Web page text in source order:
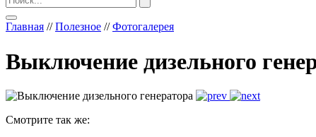
Главная //Полезное //Фотогалерея
Выключение дизельного
Смотрите так же: